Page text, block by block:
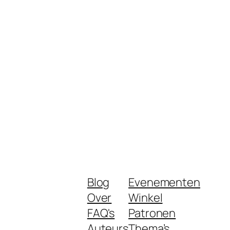
Blog
Over
FAQ's
Evenementen
Winkel
Patronen